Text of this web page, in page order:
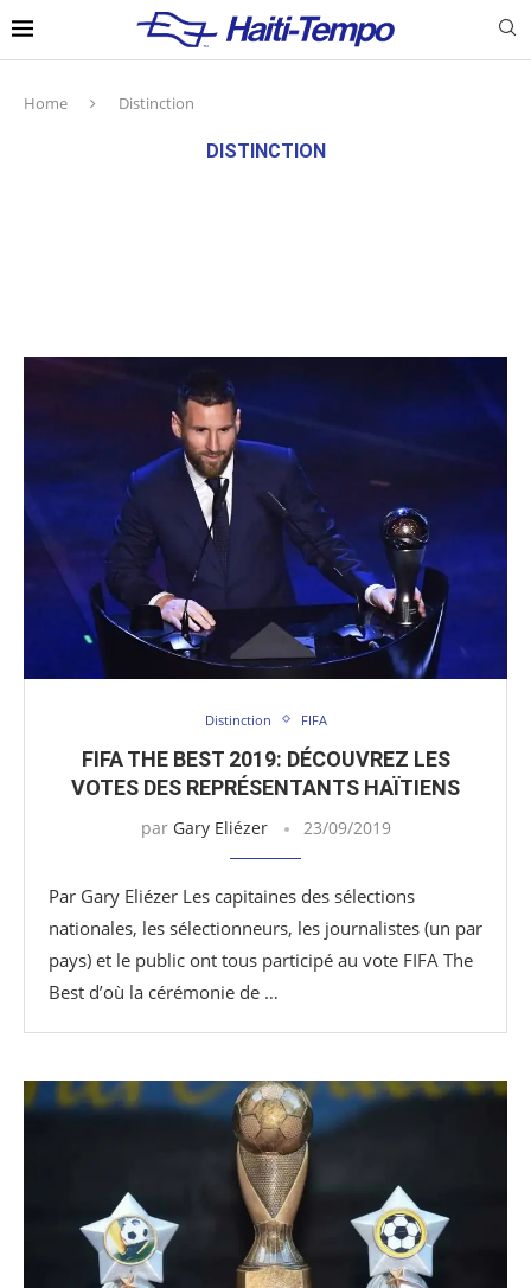
Home Distinction
DISTINCTION
Distinction FIFA
FIFA THE BEST 2019: DÉCOUVREZ LES
VOTES DES REPRÉSENTANTS HAÏTIENS
par Gary Eliézer 23/09/2019
Par Gary Eliézer Les capitaines des sélections
nationales, les sélectionneurs, les journalistes (un par
pays) et le public ont tous participé au vote FIFA The
Best d’où la cérémonie de …